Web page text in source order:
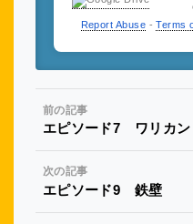
Report Abuse -Terms
前の記事
エピソード7 ワリカン
次の記事
エピソード9 鉄壁